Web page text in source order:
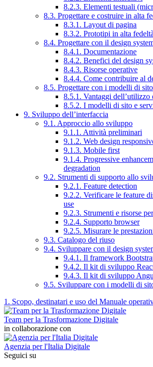
8.2.3. Elementi testuali
8.3. Progettare e costruire in alta
8.3.1. Layout di pagina
8.3.2. Prototipi in alta fedeltà
8.4. Progettare con il design
8.4.1. Documentazione
8.4.2. Benefici del design
8.4.3. Risorse operative
8.4.4. Come contribuire al
8.5. Progettare con i modelli di
8.5.1. Vantaggi dell’utilizzo
8.5.2. I modelli di sito e
9. Sviluppo dell’interfaccia
9.1. Approccio allo sviluppo
9.1.1. Attività preliminari
9.1.2. Web design
9.1.3. Mobile first
9.1.4. Progressive
degradation
9.2. Strumenti di supporto allo
9.2.1. Feature detection
9.2.2. Verificare le feature
use
9.2.3. Strumenti e risorse
9.2.4. Supporto browser
9.2.5. Misurare le
9.3. Catalogo del riuso
9.4. Sviluppare con il design
9.4.1. Il framework
9.4.2. Il kit di sviluppo
9.4.3. Il kit di sviluppo
9.5. Sviluppare con i modelli di
1. Scopo, destinatari e uso del Manuale
Team per la Trasformazione Digitale
in collaborazione con
Agenzia per l'Italia Digitale
Seguici su